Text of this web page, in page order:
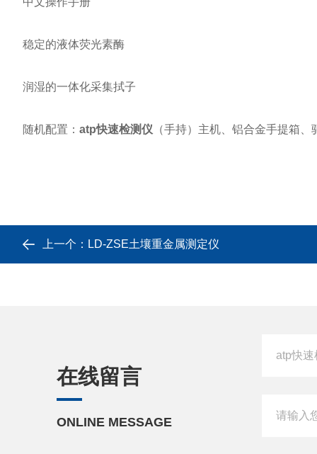
稳定的液体荧光素酶
润湿的一体化采集拭子
随机配置： atp快速检测仪 （手持）主机、铝合金手提箱
上一个： LD-ZSE土壤重金属测定仪
在线留言
ONLINE MESSAGE